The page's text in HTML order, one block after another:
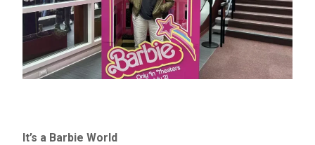
It’s a Barbie World